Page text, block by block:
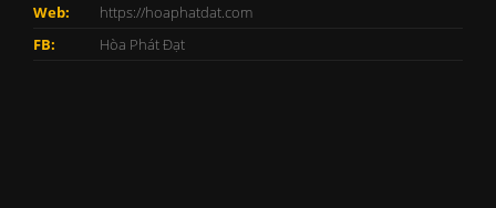
Web:
https://hoaphatdat.com
FB:
Hòa Phát Đạt